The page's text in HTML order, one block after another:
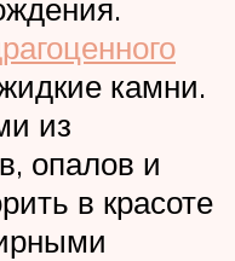
камни.
из
опалов и
в красоте